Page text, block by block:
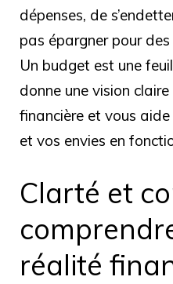
dépenses, de
pas épargner pour
Un budget est une
donne une vision
financière et vous
et vos envies en
Clarté et
réalité